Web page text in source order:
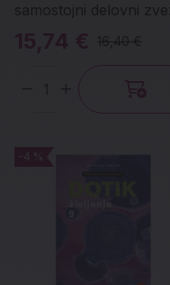
samostojni delovni
15,74 € 16,40 €
-4 %
-4 %